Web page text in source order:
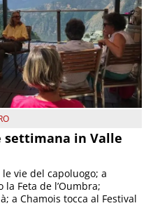
settimana in Valle
vie del capoluogo; a
Feta de l’Oumbra;
a Chamois tocca al Festival